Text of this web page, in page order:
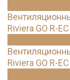
Riviera GO R-
Riviera GO R-